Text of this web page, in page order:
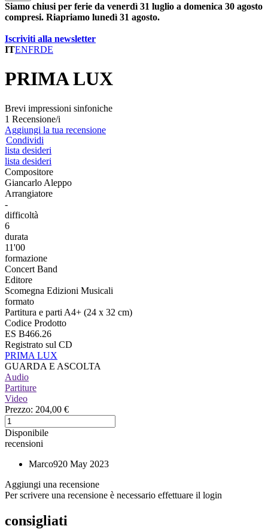
Siamo chiusi per ferie da venerdì 31 luglio a domenica 30 agosto
compresi. Riapriamo lunedì 31 agosto.
Iscriviti alla newsletter
ITENFRDE
PRIMA LUX
Brevi impressioni sinfoniche
1 Recensione/i
Aggiungi la tua recensione
Condividi
lista desideri
lista desideri
Compositore
Giancarlo Aleppo
Arrangiatore
-
difficoltà
6
durata
11'00
formazione
Concert Band
Editore
Scomegna Edizioni Musicali
formato
Partitura e parti A4+ (24 x 32 cm)
Codice Prodotto
ES B466.26
Registrato sul CD
PRIMA LUX
GUARDA E ASCOLTA
Audio
Partiture
Video
Prezzo: 204,00 €
Disponibile
recensioni
Marco920 May 2023
Aggiungi una recensione
Per scrivere una recensione è necessario effettuare il login
consigliati